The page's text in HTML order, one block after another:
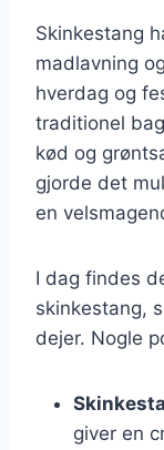
Skinkestang
madlavning
hverdag og
traditionel
kød og
gjorde det
en
I dag findes
skinkestang,
dejer. Nogle
giver en